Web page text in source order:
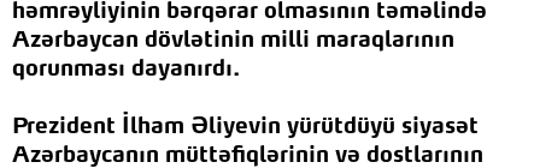
həmrəyliyinin bərqərar olmasının təməlində
Azərbaycan dövlətinin milli maraqlarının
qorunması dayanırdı.
Prezident İlham Əliyevin yürütdüyü siyasət
Azərbaycanın müttəfiqlərinin və dostlarının